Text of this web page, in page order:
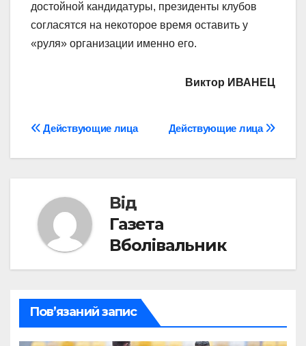
достойной кандидатуры, президенты клубов
согласятся на некоторое время оставить у
«руля» организации именно его.
Виктор ИВАНЕЦ
Навігація
записів
Действующие лица
Действующие лица
Від
Газета
Вболівальник
Пов’язаний запис